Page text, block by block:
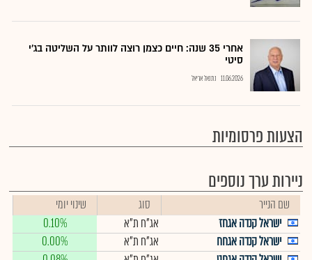
אחרי 35 שנה: חיים כצמן רוצה לוותר על השליטה בג'י
סיטי
11.06.2026 נתנאל אריאל
הצעות פרסומיות
ניירות ערך נוספים
שם הנייר סוג
שינוי יומי
ישראל קנדה אגחז
אג"ח ת"א
0.10%
ישראל קנדה אגחח
אג"ח ת"א
0.00%